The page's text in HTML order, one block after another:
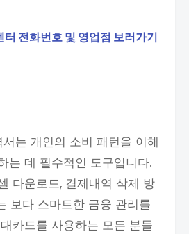
전화번호 및 영업점 보러가기
는 개인의 소비 패턴을 이해
는 데 필수적인 도구입니다.
다운로드, 결제내역 삭제 방
보다 스마트한 금융 관리를
카드를 사용하는 모든 분들